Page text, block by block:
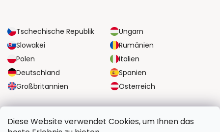
Diese Website verwendet Cookies, um Ihnen das
Tschechische Republik
Ungarn
Slowakei
Rumänien
Polen
Italien
Deutschland
Spanien
Großbritannien
Österreich